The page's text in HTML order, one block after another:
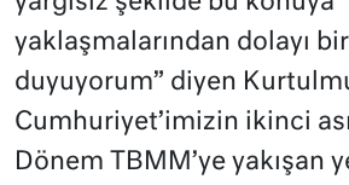
yaklaşmalarından dolayı
duyuyorum” diyen
Cumhuriyet’imizin ikinci
Dönem TBMM’ye yakışan